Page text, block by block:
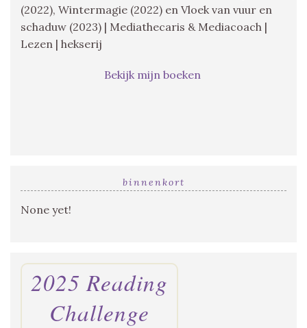
(2022), Wintermagie (2022) en Vloek van vuur en
schaduw (2023) | Mediathecaris & Mediacoach |
Lezen | hekserij
Bekijk mijn boeken
binnenkort
None yet!
2025 Reading
Challenge